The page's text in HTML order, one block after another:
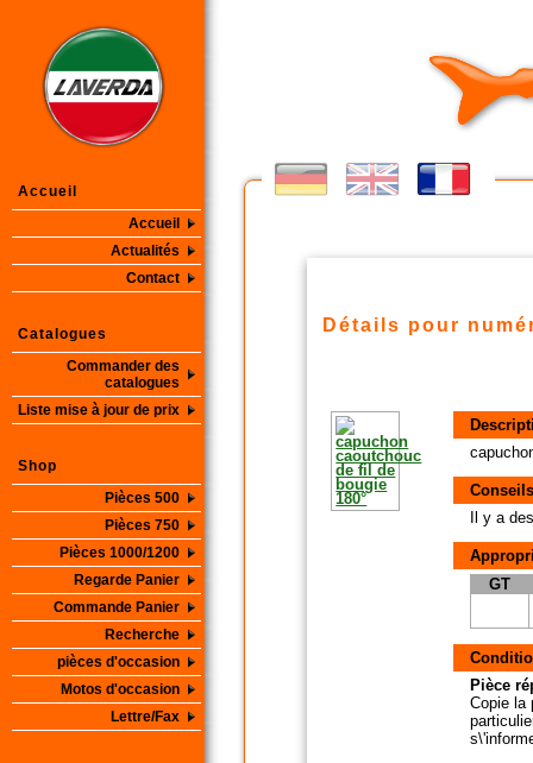
Accueil
Accueil
Actualités
Contact
Catalogues
Commander des
catalogues
Liste mise à jour de prix
Shop
Pièces 500
Pièces 750
Pièces 1000/1200
Regarde Panier
Commande Panier
Recherche
pièces d'occasion
Motos d'occasion
Lettre/Fax
Détails pour
Il y a
GT
Pièce
Copie la